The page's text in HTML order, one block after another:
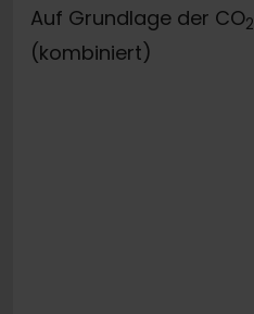
Auf Grundlage der CO2
(kombiniert)